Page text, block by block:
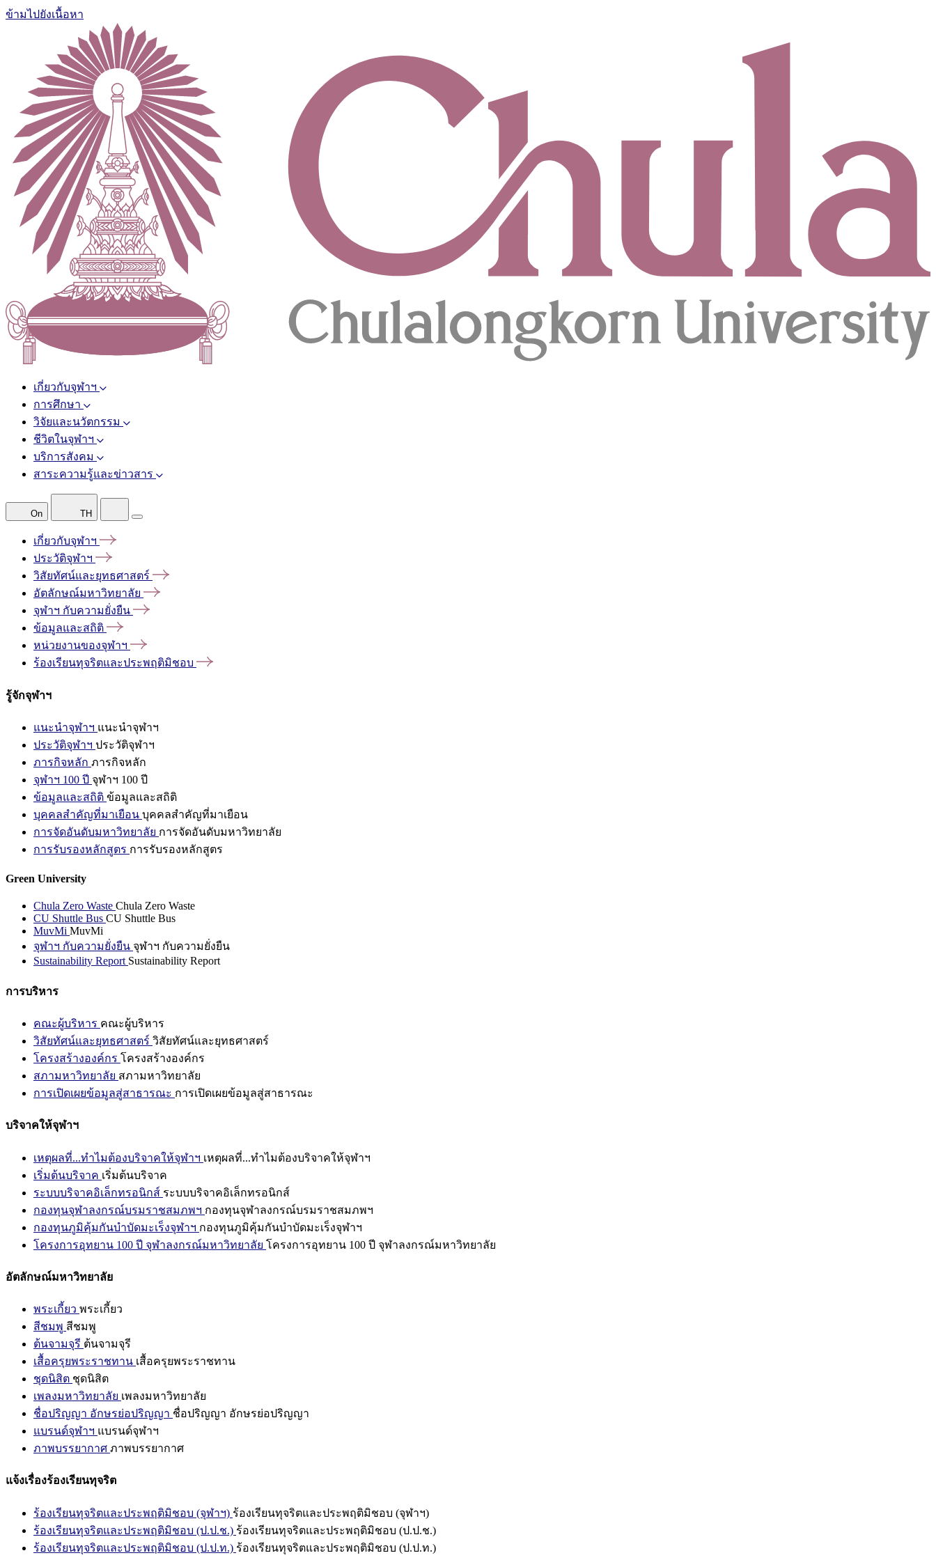
ข้ามไปยังเนื้อหา
เกี่ยวกับจุฬาฯ
การศึกษา
วิจัยและนวัตกรรม
ชีวิตในจุฬาฯ
บริการสังคม
สาระความรู้และข่าวสาร
On TH
เกี่ยวกับจุฬาฯ
ประวัติจุฬาฯ
วิสัยทัศน์และยุทธศาสตร์
อัตลักษณ์มหาวิทยาลัย
จุฬาฯ กับความยั่งยืน
ข้อมูลและสถิติ
หน่วยงานของจุฬาฯ
ร้องเรียนทุจริตและประพฤติมิชอบ
รู้จักจุฬาฯ
แนะนำจุฬาฯ แนะนำจุฬาฯ
ประวัติจุฬาฯ ประวัติจุฬาฯ
ภารกิจหลัก ภารกิจหลัก
จุฬาฯ 100 ปี จุฬาฯ 100 ปี
ข้อมูลและสถิติ ข้อมูลและสถิติ
บุคคลสำคัญที่มาเยือน บุคคลสำคัญที่มาเยือน
การจัดอันดับมหาวิทยาลัย การจัดอันดับมหาวิทยาลัย
การรับรองหลักสูตร การรับรองหลักสูตร
Green University
Chula Zero Waste Chula Zero Waste
CU Shuttle Bus CU Shuttle Bus
MuvMi MuvMi
จุฬาฯ กับความยั่งยืน จุฬาฯ กับความยั่งยืน
Sustainability Report Sustainability Report
การบริหาร
คณะผู้บริหาร คณะผู้บริหาร
วิสัยทัศน์และยุทธศาสตร์ วิสัยทัศน์และยุทธศาสตร์
โครงสร้างองค์กร โครงสร้างองค์กร
สภามหาวิทยาลัย สภามหาวิทยาลัย
การเปิดเผยข้อมูลสู่สาธารณะ การเปิดเผยข้อมูลสู่สาธารณะ
บริจาคให้จุฬาฯ
เหตุผลที่...ทำไมต้องบริจาคให้จุฬาฯ เหตุผลที่...ทำไมต้องบริจาคให้จุฬาฯ
เริ่มต้นบริจาค เริ่มต้นบริจาค
ระบบบริจาคอิเล็กทรอนิกส์ ระบบบริจาคอิเล็กทรอนิกส์
กองทุนจุฬาลงกรณ์บรมราชสมภพฯ กองทุนจุฬาลงกรณ์บรมราชสมภพฯ
กองทุนภูมิคุ้มกันบำบัดมะเร็งจุฬาฯ กองทุนภูมิคุ้มกันบำบัดมะเร็งจุฬาฯ
โครงการอุทยาน 100 ปี จุฬาลงกรณ์มหาวิทยาลัย โครงการอุทยาน 100 ปี จุฬาลงกรณ์มหาวิทยาลัย
อัตลักษณ์มหาวิทยาลัย
พระเกี้ยว พระเกี้ยว
สีชมพู สีชมพู
ต้นจามจุรี ต้นจามจุรี
เสื้อครุยพระราชทาน เสื้อครุยพระราชทาน
ชุดนิสิต ชุดนิสิต
เพลงมหาวิทยาลัย เพลงมหาวิทยาลัย
ชื่อปริญญา อักษรย่อปริญญา ชื่อปริญญา อักษรย่อปริญญา
แบรนด์จุฬาฯ แบรนด์จุฬาฯ
ภาพบรรยากาศ ภาพบรรยากาศ
แจ้งเรื่องร้องเรียนทุจริต
ร้องเรียนทุจริตและประพฤติมิชอบ (จุฬาฯ) ร้องเรียนทุจริตและประพฤติมิชอบ (จุฬาฯ)
ร้องเรียนทุจริตและประพฤติมิชอบ (ป.ป.ช.) ร้องเรียนทุจริตและประพฤติมิชอบ (ป.ป.ช.)
ร้องเรียนทุจริตและประพฤติมิชอบ (ป.ป.ท.) ร้องเรียนทุจริตและประพฤติมิชอบ (ป.ป.ท.)